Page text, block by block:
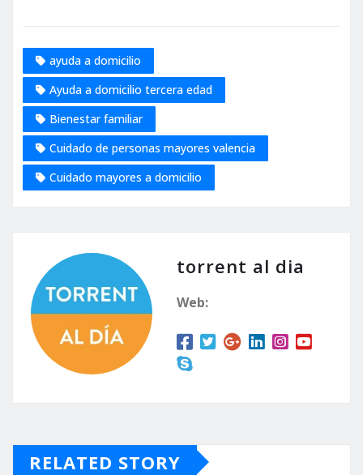
ayuda a domicilio
Ayuda a domicilio tercera edad
Bienestar familiar
Cuidado de personas mayores valencia
Cuidado mayores a domicilio
torrent al dia
Web:
RELATED STORY